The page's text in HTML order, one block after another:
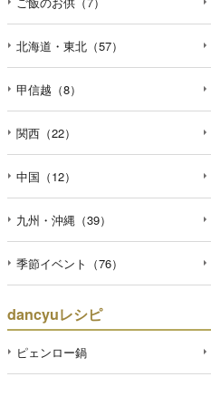
北海道・東北（57）
甲信越（8）
関西（22）
中国（12）
九州・沖縄（39）
季節イベント（76）
dancyuレシピ
ピェンロー鍋